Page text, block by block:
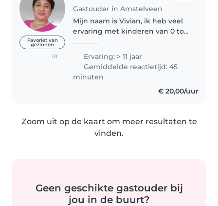
Favoriet van
gezinnen
(2)
Gastouder in Amstelveen
Mijn naam is Vivian, ik heb veel
ervaring met kinderen van 0 tot
Engels en klein bertje
Nederlands. en mijn service is..
Ervaring: > 11 jaar
Gemiddelde reactietijd: 45
minuten
€ 20,00/uur
Zoom uit op de kaart om meer resultaten te
vinden.
Geen geschikte gastouder bij
jou in de buurt?